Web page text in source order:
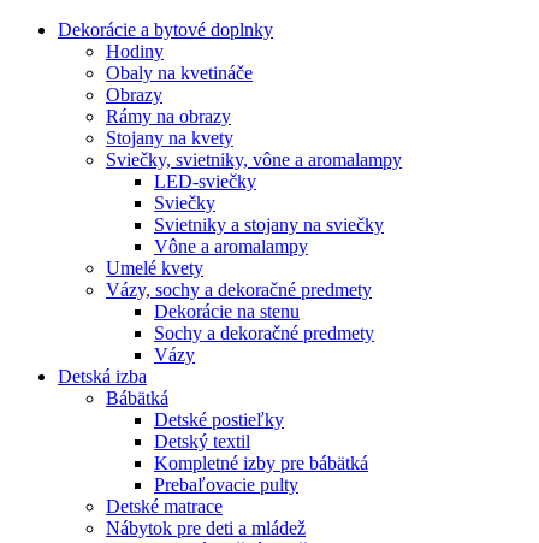
Dekorácie a bytové doplnky
Hodiny
Obaly na kvetináče
Obrazy
Rámy na obrazy
Stojany na kvety
Sviečky, svietniky, vône a aromalampy
LED-sviečky
Sviečky
Svietniky a stojany na sviečky
Vône a aromalampy
Umelé kvety
Vázy, sochy a dekoračné predmety
Dekorácie na stenu
Sochy a dekoračné predmety
Vázy
Detská izba
Bábätká
Detské postieľky
Detský textil
Kompletné izby pre bábätká
Prebaľovacie pulty
Detské matrace
Nábytok pre deti a mládež